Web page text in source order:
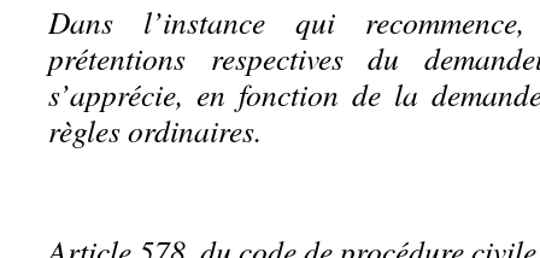
Dans l’instance qui
prétentions respectives du
s’apprécie, en fonction de la
règles ordinaires.